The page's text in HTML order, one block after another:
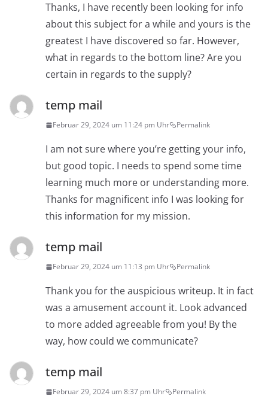
Thanks, I have recently been looking for info
about this subject for a while and yours is the
greatest I have discovered so far. However,
what in regards to the bottom line? Are you
certain in regards to the supply?
temp mail
Februar 29, 2024 um 11:24 pm Uhr Permalink
I am not sure where you’re getting your info,
but good topic. I needs to spend some time
learning much more or understanding more.
Thanks for magnificent info I was looking for
this information for my mission.
temp mail
Februar 29, 2024 um 11:13 pm Uhr Permalink
Thank you for the auspicious writeup. It in fact
was a amusement account it. Look advanced
to more added agreeable from you! By the
way, how could we communicate?
temp mail
Februar 29, 2024 um 8:37 pm Uhr Permalink